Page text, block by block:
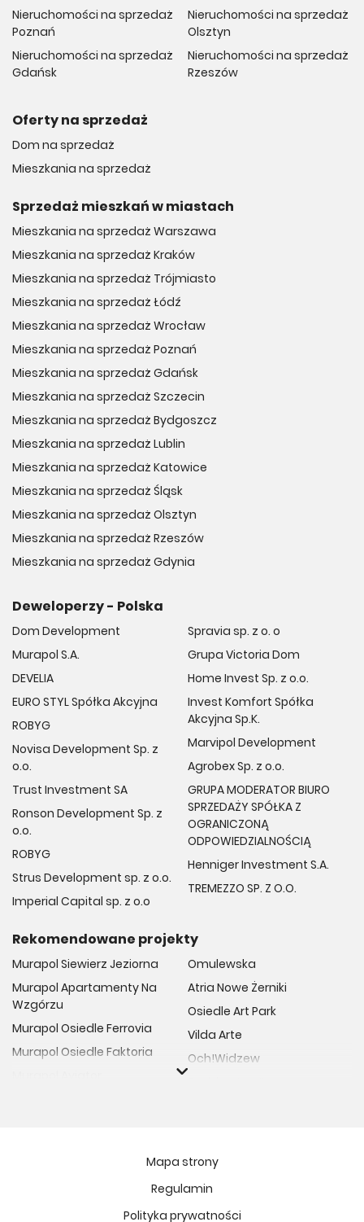
Nieruchomości na sprzedaż
Poznań
Nieruchomości na sprzedaż
Gdańsk
Nieruchomości na sprzedaż
Olsztyn
Nieruchomości na sprzedaż
Rzeszów
Oferty na sprzedaż
Dom na sprzedaż
Mieszkania na sprzedaż
Sprzedaż mieszkań w miastach
Mieszkania na sprzedaż Warszawa
Mieszkania na sprzedaż Kraków
Mieszkania na sprzedaż Trójmiasto
Mieszkania na sprzedaż Łódź
Mieszkania na sprzedaż Wrocław
Mieszkania na sprzedaż Poznań
Mieszkania na sprzedaż Gdańsk
Mieszkania na sprzedaż Szczecin
Mieszkania na sprzedaż Bydgoszcz
Mieszkania na sprzedaż Lublin
Mieszkania na sprzedaż Katowice
Mieszkania na sprzedaż Śląsk
Mieszkania na sprzedaż Olsztyn
Mieszkania na sprzedaż Rzeszów
Mieszkania na sprzedaż Gdynia
Deweloperzy - Polska
Dom Development
Murapol S.A.
DEVELIA
EURO STYL Spółka Akcyjna
ROBYG
Novisa Development Sp. z
o.o.
Trust Investment SA
Ronson Development Sp. z
o.o.
ROBYG
Strus Development sp. z o.o.
Imperial Capital sp. z o.o
Spravia sp. z o. o
Grupa Victoria Dom
Home Invest Sp. z o.o.
Invest Komfort Spółka
Akcyjna Sp.K.
Marvipol Development
Agrobex Sp. z o.o.
GRUPA MODERATOR BIURO
SPRZEDAŻY SPÓŁKA Z
OGRANICZONĄ
ODPOWIEDZIALNOŚCIĄ
Henniger Investment S.A.
TREMEZZO SP. Z O.O.
Rekomendowane projekty
Murapol Siewierz Jeziorna
Murapol Apartamenty Na
Wzgórzu
Murapol Osiedle Ferrovia
Murapol Osiedle Faktoria
Murapol Osiedle Szafirove
Omulewska
Atria Nowe Żerniki
Osiedle Art Park
Vilda Arte
Och!Widzew
Mapa strony
Regulamin
Polityka prywatności